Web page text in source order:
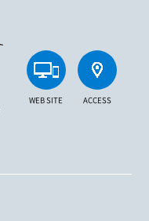
WEB SITE ACCESS